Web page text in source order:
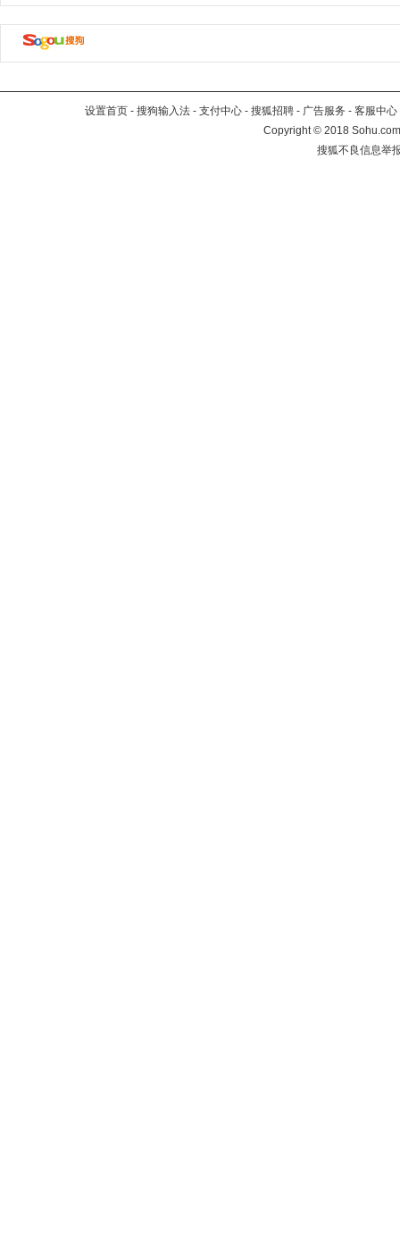
设置首页 - 搜狗输入法 - 支付中心 - 搜狐招聘 - 广告服务 - 客服中心
Copyright©2018
搜狐不良信息举